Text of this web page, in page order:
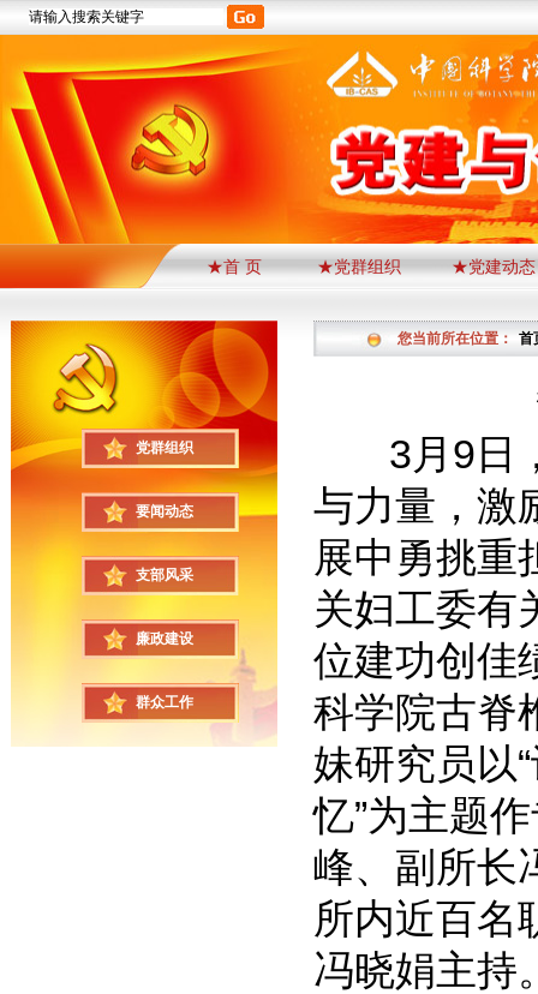
★首 页 ★党群组织 ★党建动态
党群组织
要闻动态
支部风采
廉政建设
群众工作
您当前所在位置： 首
3月9日，
与力量，激
展中勇挑重
关妇工委有
位建功创佳
科学院古脊
妹研究员以
忆”为主题
峰、副所长
所内近百名
冯晓娟主持